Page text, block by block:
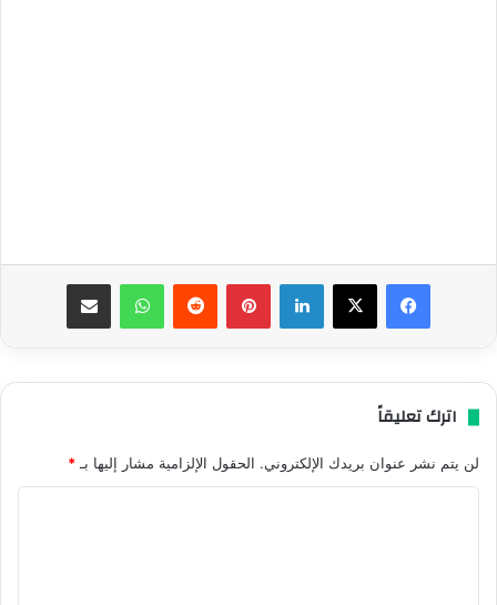
فيسبوك ‫X لينكدإن بينتيريست واتساب مشاركة عبر البريد
اترك تعليقاً
لن يتم نشر عنوان بريدك الإلكتروني. الحقول الإلزامية مشار إليها بـ*